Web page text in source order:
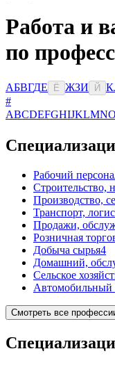
Работа и
по
АБВГДЕ Ё ЖЗИ Й К
#
ABCDEFGHIJKLMNO
Рабочий
Строительство,
Производство,
Транспорт,
Продажи,
Розничная
Добыча сырья4
Домашний,
Сельское
Автомобильный
Смотреть все